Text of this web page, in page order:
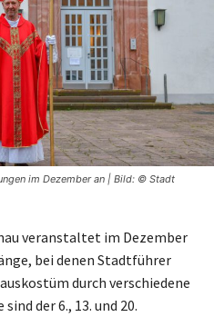
im Dezember an | Bild: © Stadt
veranstaltet im Dezember
bei denen Stadtführer
durch verschiedene
der 6., 13. und 20.